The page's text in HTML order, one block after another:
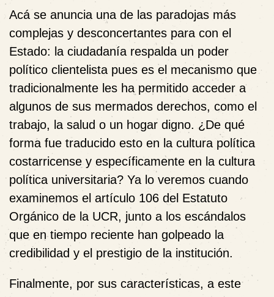
Acá se anuncia una de las paradojas más
complejas y desconcertantes para con el
Estado: la ciudadanía respalda un poder
político clientelista pues es el mecanismo que
tradicionalmente les ha permitido acceder a
algunos de sus mermados derechos, como el
trabajo, la salud o un hogar digno. ¿De qué
forma fue traducido esto en la cultura política
costarricense y específicamente en la cultura
política universitaria? Ya lo veremos cuando
examinemos el artículo 106 del Estatuto
Orgánico de la UCR, junto a los escándalos
que en tiempo reciente han golpeado la
credibilidad y el prestigio de la institución.
Finalmente, por sus características, a este